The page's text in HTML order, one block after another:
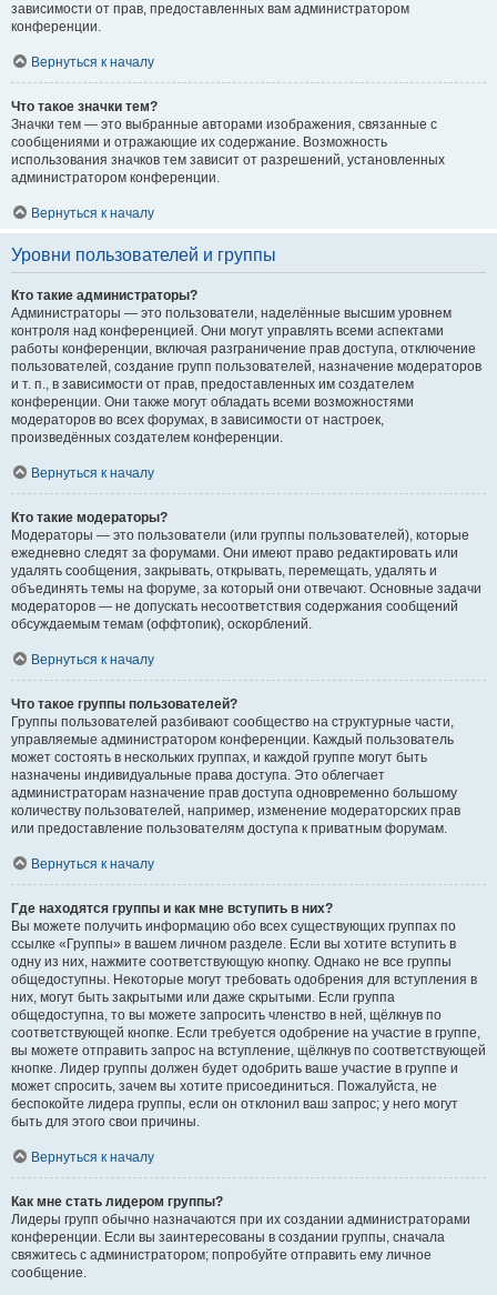
зависимости от прав, предоставленных вам администратором
конференции.
Вернуться к началу
Что такое значки тем?
Значки тем — это выбранные авторами изображения, связанные с
сообщениями и отражающие их содержание. Возможность
использования значков тем зависит от разрешений, установленных
администратором конференции.
Вернуться к началу
Уровни пользователей и группы
Кто такие администраторы?
Администраторы — это пользователи, наделённые высшим уровнем
контроля над конференцией. Они могут управлять всеми аспектами
работы конференции, включая разграничение прав доступа, отключение
пользователей, создание групп пользователей, назначение модераторов
и т. п., в зависимости от прав, предоставленных им создателем
конференции. Они также могут обладать всеми возможностями
модераторов во всех форумах, в зависимости от настроек,
произведённых создателем конференции.
Вернуться к началу
Кто такие модераторы?
Модераторы — это пользователи (или группы пользователей), которые
ежедневно следят за форумами. Они имеют право редактировать или
удалять сообщения, закрывать, открывать, перемещать, удалять и
объединять темы на форуме, за который они отвечают. Основные задачи
модераторов — не допускать несоответствия содержания сообщений
обсуждаемым темам (оффтопик), оскорблений.
Вернуться к началу
Что такое группы пользователей?
Группы пользователей разбивают сообщество на структурные части,
управляемые администратором конференции. Каждый пользователь
может состоять в нескольких группах, и каждой группе могут быть
назначены индивидуальные права доступа. Это облегчает
администраторам назначение прав доступа одновременно большому
количеству пользователей, например, изменение модераторских прав
или предоставление пользователям доступа к приватным форумам.
Вернуться к началу
Где находятся группы и как мне вступить в них?
Вы можете получить информацию обо всех существующих группах по
ссылке «Группы» в вашем личном разделе. Если вы хотите вступить в
одну из них, нажмите соответствующую кнопку. Однако не все группы
общедоступны. Некоторые могут требовать одобрения для вступления в
них, могут быть закрытыми или даже скрытыми. Если группа
общедоступна, то вы можете запросить членство в ней, щёлкнув по
соответствующей кнопке. Если требуется одобрение на участие в группе,
вы можете отправить запрос на вступление, щёлкнув по соответствующей
кнопке. Лидер группы должен будет одобрить ваше участие в группе и
может спросить, зачем вы хотите присоединиться. Пожалуйста, не
беспокойте лидера группы, если он отклонил ваш запрос; у него могут
быть для этого свои причины.
Вернуться к началу
Как мне стать лидером группы?
Лидеры групп обычно назначаются при их создании администраторами
конференции. Если вы заинтересованы в создании группы, сначала
свяжитесь с администратором; попробуйте отправить ему личное
сообщение.